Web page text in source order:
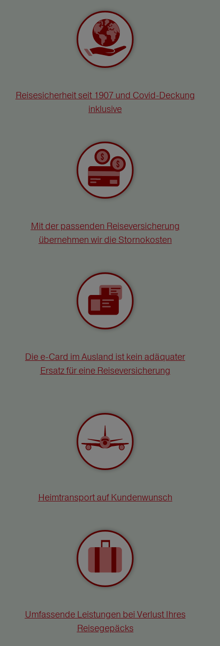
Reisesicherheit seit 1907 und Covid-Deckung
inklusive
Mit der passenden Reiseversicherung
übernehmen wir die Stornokosten
Die e-Card im Ausland ist kein adäquater
Ersatz für eine Reiseversicherung
Heimtransport auf Kundenwunsch
Umfassende Leistungen bei Verlust Ihres
Reisegepäcks